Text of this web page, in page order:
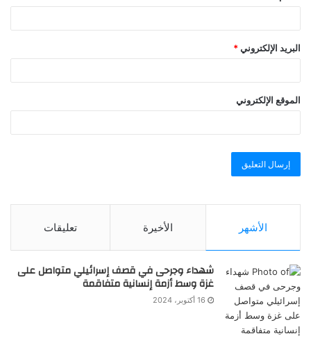
البريد الإلكتروني *
الموقع الإلكتروني
الأشهر الأخيرة تعليقات
شهداء وجرحى في قصف إسرائيلي متواصل على
غزة وسط أزمة إنسانية متفاقمة
16 أكتوبر، 2024